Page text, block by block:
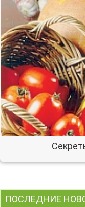
ПОСЛЕДНИЕ